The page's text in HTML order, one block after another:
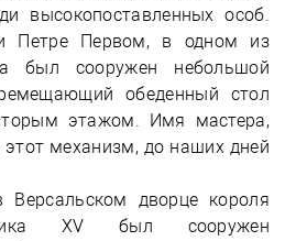
высокопоставленных особ.
Петре Первом, в одном из
был сооружен небольшой
обеденный стол
этажом. Имя мастера,
этот механизм, до наших дней
дворце короля
XV был сооружен